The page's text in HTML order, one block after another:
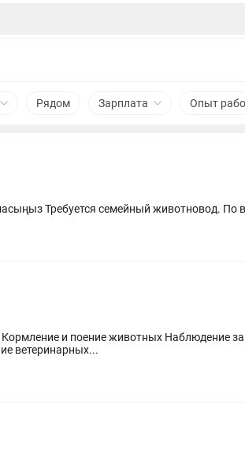
Рядом Зарплата Опыт
Требуется семейный животновод. По
заболеваний Выполнение ветеринарных...